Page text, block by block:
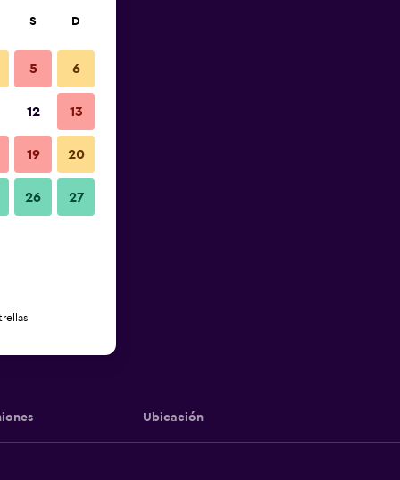
Ubicación
S D
5 6
12 13
19 20
26 27